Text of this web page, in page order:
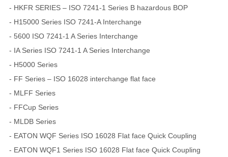
- HKFR SERIES – ISO 7241-1 Series B hazardous BOP
- H15000 Series ISO 7241-A Interchange
- 5600 ISO 7241-1 A Series Interchange
- IA Series ISO 7241-1 A Series Interchange
- H5000 Series
- FF Series – ISO 16028 interchange flat face
- MLFF Series
- FFCup Series
- MLDB Series
- EATON WQF Series ISO 16028 Flat face Quick Coupling
- EATON WQF1 Series ISO 16028 Flat face Quick Coupling